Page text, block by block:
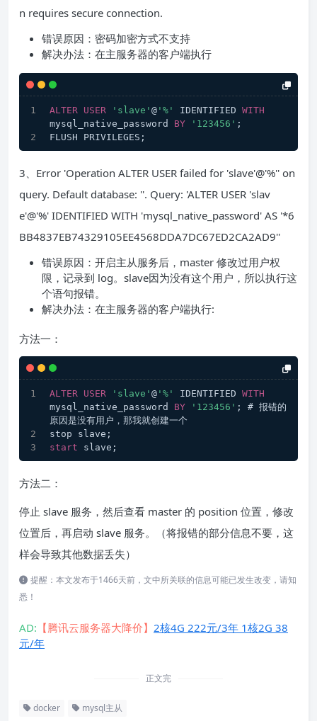
n requires secure connection.
错误原因：密码加密方式不支持
解决办法：在主服务器的客户端执行
ALTER USER 'slave' @ '%' IDENTIFIED WITH
mysql_native_password BY '123456' ;
FLUSH PRIVILEGES;
3、Error 'Operation ALTER USER failed for 'slave'@'%'' on
query. Default database: ''. Query: 'ALTER USER 'slav
e'@'%' IDENTIFIED WITH 'mysql_native_password' AS '*6
BB4837EB74329105EE4568DDA7DC67ED2CA2AD9''
错误原因：开启主从服务后，master 修改过用户权
限，记录到 log。slave因为没有这个用户，所以执行这
个语句报错。
解决办法：在主服务器的客户端执行:
方法一：
ALTER USER 'slave' @ '%' IDENTIFIED WITH
mysql_native_password BY '123456' ; # 报错的
原因是没有用户，那我就创建一个
stop slave;
start slave;
方法二：
停止 slave 服务，然后查看 master 的 position 位置，修改
位置后，再启动 slave 服务。（将报错的部分信息不要，这
样会导致其他数据丢失）
提醒：本文发布于1466天前，文中所关联的信息可能已发生改变，请知
悉！
AD: 【腾讯云服务器大降价】 2核4G 222元/3年 1核2G 38
元/年
正文完
docker mysql主从